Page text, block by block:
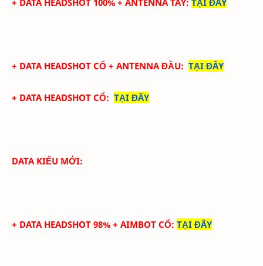
+ DATA HEADSHOT 100% + ANTENNA TAY: TẠI ĐÂY
+ DATA HEADSHOT CỔ + ANTENNA ĐẦU: TẠI ĐÂY
+ DATA HEADSHOT CỔ: TẠI ĐÂY
DATA KIỂU MỚI:
+ DATA HEADSHOT 98% + AIMBOT CỔ: TẠI ĐÂY